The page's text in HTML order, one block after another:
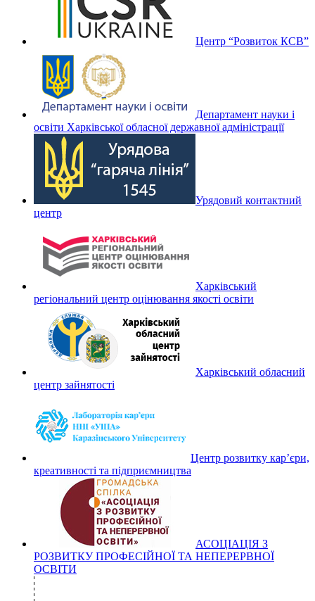
Центр “Розвиток КСВ”
Департамент науки і
освіти Харківської обласної державної адміністрації
Урядовий контактний
центр
Харківський
регіональний центр оцінювання якості освіти
Харківський обласний
центр зайнятості
Центр розвитку кар’єри,
креативності та підприємництва
АСОЦІАЦІЯ З
РОЗВИТКУ ПРОФЕСІЙНОЇ ТА НЕПЕРЕРВНОЇ
ОСВІТИ